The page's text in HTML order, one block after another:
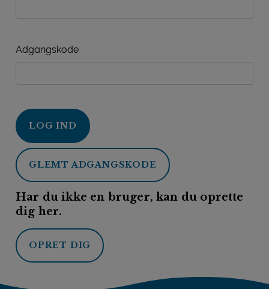
Adgangskode
LOG IND
GLEMT ADGANGSKODE
Har du ikke en bruger, kan du oprette
dig her.
OPRET DIG